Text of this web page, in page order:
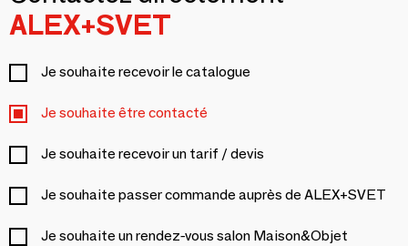
ALEX+SVET
Je souhaite recevoir le catalogue
Je souhaite être contacté
Je souhaite recevoir un tarif / devis
Je souhaite passer commande auprès de ALEX+SVET
Je souhaite un rendez-vous salon Maison&Objet